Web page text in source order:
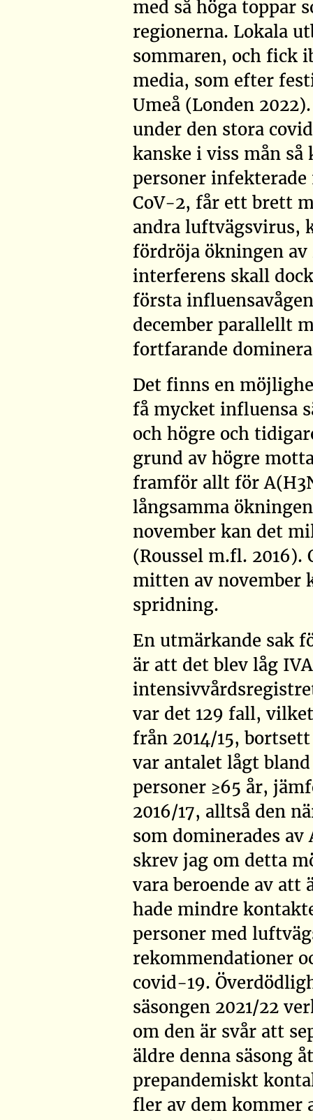
med så höga toppar
regionerna. Lokala
sommaren, och fick
media, som efter
Umeå (Londen 2022)
under den stora
kanske i viss mån
personer
CoV-2, får ett brett
andra luftvägsvirus,
fördröja ökningen
interferens skall
första
december parallellt
fortfarande
Det finns en
få mycket influensa
och högre och
grund av högre
framför allt för
långsamma
november kan det
(Roussel m.fl. 2016).
mitten av november
spridning.
En utmärkande sak
är att det blev låg
var det 129 fall,
från 2014/15,
var antalet lågt
personer ≥65 år,
2016/17, alltså den
som dominerades
skrev jag om detta
vara beroende av att
hade mindre
personer med
rekommendationer
covid-19.
säsongen 2021/22
om den är svår att
äldre denna säsong
prepandemiskt
fler av dem kommer